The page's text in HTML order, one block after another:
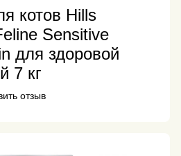
котов Hills
Sensitive
для здоровой
7 кг
отзыв